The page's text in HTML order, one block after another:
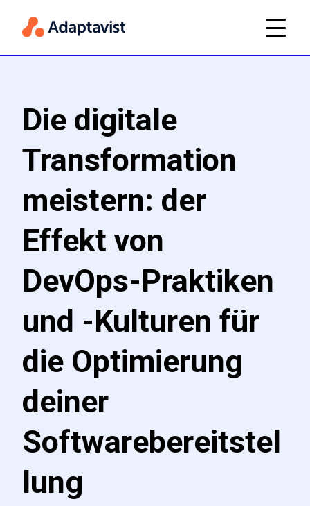
Die digitale
Transformation
meistern: der
Effekt von
DevOps-Praktiken
und -Kulturen für
die Optimierung
deiner
Softwarebereitstel
lung